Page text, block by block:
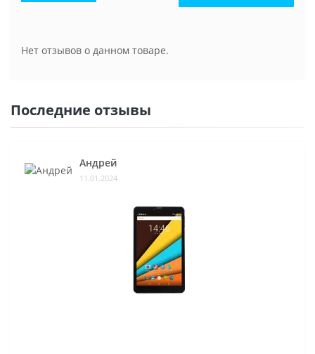
Нет отзывов о данном товаре.
Последние отзывы
Андрей
11.01.2024